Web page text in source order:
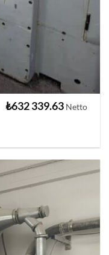
₺632 339.63 Netto